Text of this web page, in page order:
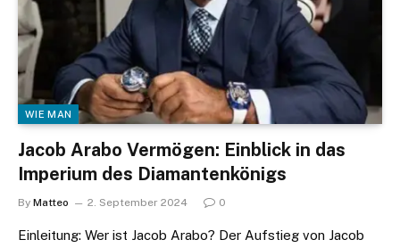
WIE MAN
Jacob Arabo Vermögen: Einblick in das
Imperium des Diamantenkönigs
By Matteo 2. September 2024 0
Einleitung: Wer ist Jacob Arabo? Der Aufstieg von Jacob